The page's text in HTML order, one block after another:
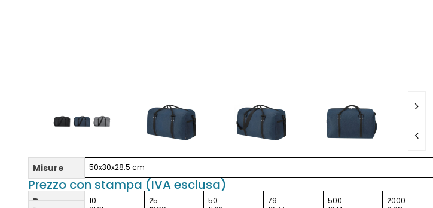
Misure 50x30x28.5 cm
Prezzo con stampa (IVA esclusa)
Da 10 25 50 79 500 2000